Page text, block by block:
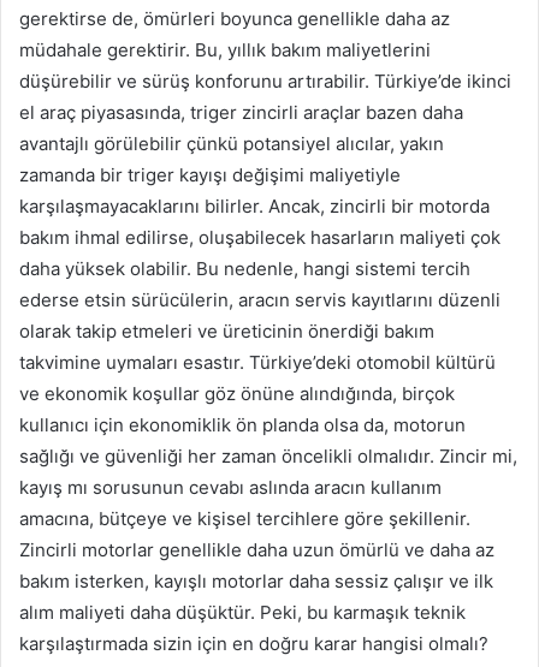
gerektirse de, ömürleri boyunca genellikle daha az
müdahale gerektirir. Bu, yıllık bakım maliyetlerini
düşürebilir ve sürüş konforunu artırabilir. Türkiye’de ikinci
el araç piyasasında, triger zincirli araçlar bazen daha
avantajlı görülebilir çünkü potansiyel alıcılar, yakın
zamanda bir triger kayışı değişimi maliyetiyle
karşılaşmayacaklarını bilirler. Ancak, zincirli bir motorda
bakım ihmal edilirse, oluşabilecek hasarların maliyeti çok
daha yüksek olabilir. Bu nedenle, hangi sistemi tercih
ederse etsin sürücülerin, aracın servis kayıtlarını düzenli
olarak takip etmeleri ve üreticinin önerdiği bakım
takvimine uymaları esastır. Türkiye’deki otomobil kültürü
ve ekonomik koşullar göz önüne alındığında, birçok
kullanıcı için ekonomiklik ön planda olsa da, motorun
sağlığı ve güvenliği her zaman öncelikli olmalıdır. Zincir mi,
kayış mı sorusunun cevabı aslında aracın kullanım
amacına, bütçeye ve kişisel tercihlere göre şekillenir.
Zincirli motorlar genellikle daha uzun ömürlü ve daha az
bakım isterken, kayışlı motorlar daha sessiz çalışır ve ilk
alım maliyeti daha düşüktür. Peki, bu karmaşık teknik
karşılaştırmada sizin için en doğru karar hangisi olmalı?